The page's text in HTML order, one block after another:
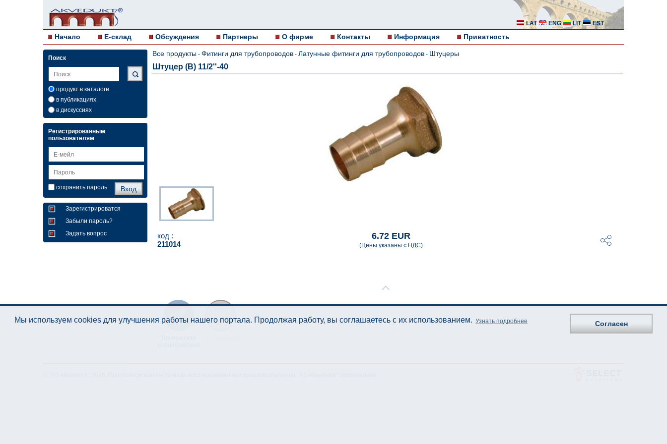
LAT ENG LIT EST
Начало E-склад Обсуждения Партнеры О фирме Контакты Информация Приватность
Поиск
продукт в каталоге
в публикациях
в дискуссиях
Регистрированным
пользователям
сохранить пароль
Зарегистрироватся
Забыли пароль?
Задать вопрос
Все продукты - Фитинги для трубопроводов - Латунные фитинги для трубопроводов - Штуцеры
Штуцер (В) 11/2''-40
код :
211014
6.72 EUR
(Цены указаны с НДС)
Мы используем cookies для улучшения работы нашего портала. Продолжая работу, вы соглашаетесь с их использованием. Узнать подробнее Согласен